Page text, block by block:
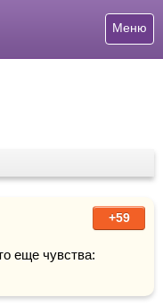
Меню
+59